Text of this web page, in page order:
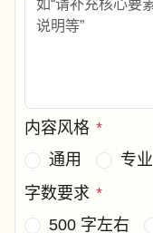
内容风格 *
通用
专业
字数要求 *
500 字左右